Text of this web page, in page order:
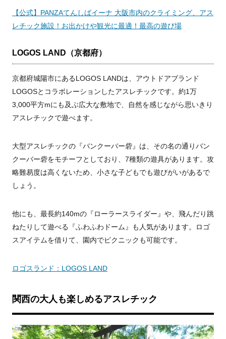
【公式】PANZAてんしばイーナ 大阪市内のクライミング、アス
レチック施設！お出かけや観光に最適！最高の遊び場
LOGOS LAND（京都府）
京都府城陽市にあるLOGOS LANDは、アウトドアブランド
LOGOSとコラボレーションしたアスレチックです。約1万
3,000平方mにも及ぶ広大な敷地で、自然を感じながら思いきり
アスレチックで遊べます。
大型アスレチックの『バンクーバー砦』は、その名の通りバン
クーバー砦をモチーフとしており、7種類の遊具があります。攻
略難易度は高くないため、小さな子どもでも遊びがいがあるで
しょう。
他にも、最長約140mの『ローラースライダー』や、飛んだり跳
ねたりして遊べる『ふわふわドーム』も人気があります。ロゴ
スアイテムを借りて、園内でピクニックも可能です。
ロゴスランド：LOGOS LAND
関西の大人も楽しめるアスレチック